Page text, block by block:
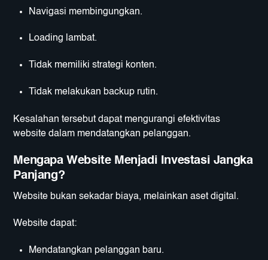
Navigasi membingungkan.
Loading lambat.
Tidak memiliki strategi konten.
Tidak melakukan backup rutin.
Kesalahan tersebut dapat mengurangi efektivitas
website dalam mendatangkan pelanggan.
Mengapa Website Menjadi Investasi Jangka
Panjang?
Website bukan sekadar biaya, melainkan aset digital.
Website dapat:
Mendatangkan pelanggan baru.